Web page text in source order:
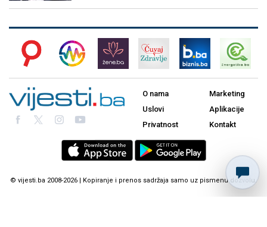
O nama
Uslovi
Privatnost
Marketing
Aplikacije
Kontakt
© vijesti.ba 2008-2026 | Kopiranje i prenos sadržaja samo uz pismenu dozvolu.